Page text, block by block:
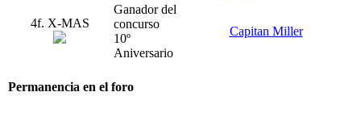
4f. X-MAS
Ganador del
concurso
10º
Aniversario
Capitan Miller
Permanencia en el foro